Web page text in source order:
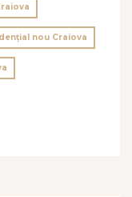
nou Craiova